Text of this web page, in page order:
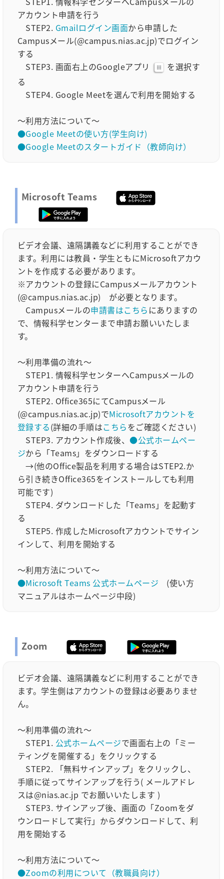
アカウント申請を行う
STEP2. Gmailログイン画面から申請した
Campusメール(@campus.nias.ac.jp)でログイン
する
STEP3. 画面右上のGoogleアプリ
を選択す
る
STEP4. Google Meetを選んで利用を開始する
～利用方法について～
●Google Meetの使い方(学生向け)
●Google Meetのスタートガイド（教師向け）
Microsoft Teams
ビデオ会議、遠隔講義などに利用することができ
ます。利用には教員・学生ともにMicrosoftアカウ
ントを作成する必要があります。
※アカウントの登録にCampusメールアカウント
(@campus.nias.ac.jp) が必要となります。
Campusメールの申請書はこちら にありますの
で、情報科学センターまで申請お願いいたしま
す。
～利用準備の流れ～
STEP1. 情報科学センターへCampusメールの
アカウント申請を行う
STEP2. Office365にてCampusメール
(@campus.nias.ac.jp)でMicrosoftアカウントを
登録する(詳細の手順はこちらをご確認ください)
STEP3. アカウント作成後、●公式ホームペー
ジから「Teams」をダウンロードする
→(他のOffice製品を利用する場合はSTEP2.か
ら引き続きOffice365をインストールしても利用
可能です)
STEP4. ダウンロードした「Teams」を起動す
る
STEP5. 作成したMicrosoftアカウントでサイン
インして、利用を開始する
～利用方法について～
●Microsoft Teams 公式ホームページ (使い方
マニュアルはホームページ中段)
Zoom
ビデオ会議、遠隔講義などに利用することができ
ます。学生側はアカウントの登録は必要ありませ
ん。
～利用準備の流れ～
STEP1. 公式ホームページで画面右上の「ミー
ティングを開催する」をクリックする
STEP2. 「無料サインアップ」をクリックし、
手順に従ってサインアップを行う( メールアドレ
スは@nias.ac.jp でお願いいたします )
STEP3. サインアップ後、画面の「Zoomをダ
ウンロードして実行」からダウンロードして、利
用を開始する
～利用方法について～
●Zoomの利用について（教職員向け）